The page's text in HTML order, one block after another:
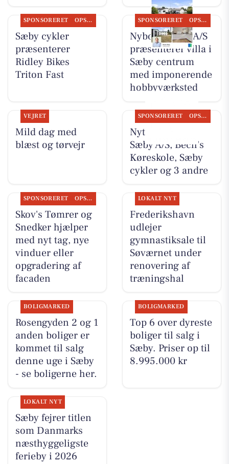
SPONSORERET OPSLAGSTAVLEN
Sæby cykler
præsenterer
Ridley Bikes
Triton Fast
SPONSORERET OPSLAGSTAVLEN
Nybolig Sæby A/S
præsenterer villa i
Sæby centrum
med imponerende
hobbyværksted
VEJRET
Mild dag med
blæst og tørvejr
SPONSORERET OPSLAGSTAVLEN
Nyt fra Nybolig
Sæby A/S, Bech's
Køreskole, Sæby
cykler og 3 andre
SPONSORERET OPSLAGSTAVLEN
Skov's Tømrer og
Snedker hjælper
med nyt tag, nye
vinduer eller
opgradering af
facaden
LOKALT NYT
Frederikshavn
udlejer
gymnastiksale til
Søværnet under
renovering af
træningshal
BOLIGMARKED
Rosengyden 2 og 1
anden boliger er
kommet til salg
denne uge i Sæby
- se boligerne her.
BOLIGMARKED
Top 6 over dyreste
boliger til salg i
Sæby. Priser op til
8.995.000 kr
LOKALT NYT
Sæby fejrer titlen
som Danmarks
næsthyggeligste
ferieby i 2026